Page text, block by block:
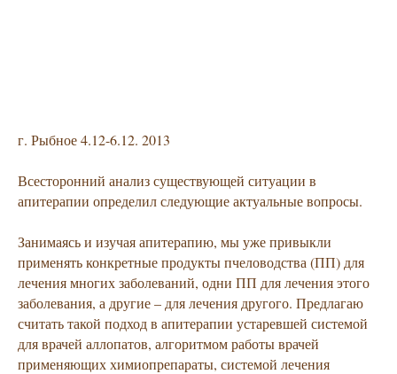
г. Рыбное 4.12-6.12. 2013
Всесторонний анализ существующей ситуации в
апитерапии определил следующие актуальные вопросы.
Занимаясь и изучая апитерапию, мы уже привыкли
применять конкретные продукты пчеловодства (ПП) для
лечения многих заболеваний, одни ПП для лечения этого
заболевания, а другие – для лечения другого. Предлагаю
считать такой подход в апитерапии устаревшей системой
для врачей аллопатов, алгоритмом работы врачей
применяющих химиопрепараты, системой лечения